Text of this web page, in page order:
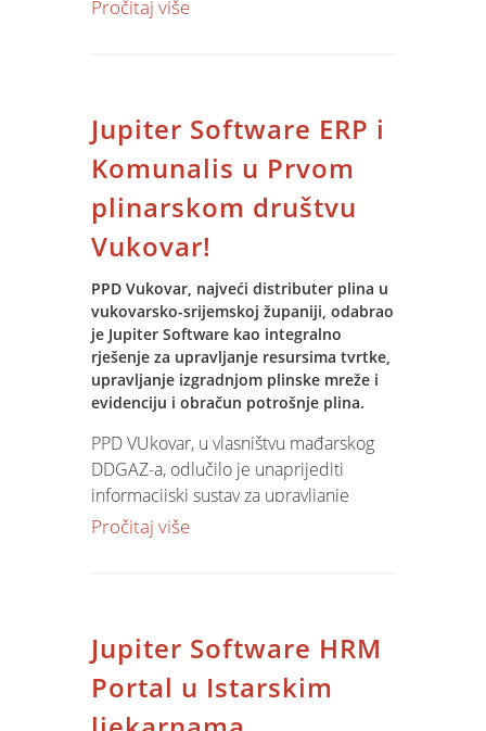
Dodatne izmjene u sustavu obračuna
PDV, poreznim knjigama, plaćama bit
će pravovremeno isporučivane putem
Help Deska i support službe.
Nove verzije aplikacija isporučuju se u
okvirima ugovora o osnovnom
supportu.
Pročitaj više
Jupiter Software ERP i
Komunalis u Prvom
plinarskom društvu
Vukovar!
PPD Vukovar, najveći distributer plina u
vukovarsko-srijemskoj županiji, odabrao
je Jupiter Software kao integralno
rješenje za upravljanje resursima tvrtke,
upravljanje izgradnjom plinske mreže i
evidenciju i obračun potrošnje plina.
PPD VUkovar, u vlasništvu mađarskog
DDGAZ-a, odlučilo je unaprijediti
informacijski sustav za upravljanje
resursima tvrtke, evidenciju i naplatu
domeni billinga i donjeti velike koristi
kroz integraciju informacijskih
podsustava u jedinstvenu cjelinu.
Pročitaj više
Jupiter Software HRM
Portal u Istarskim